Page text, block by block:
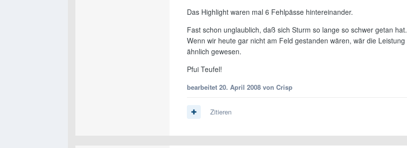
Das Highlight waren mal 6 Fehlpässe hintereinander.
Fast schon unglaublich, daß sich Sturm so lange so schwer getan hat.
Wenn wir heute gar nicht am Feld gestanden wären, wär die Leistung
ähnlich gewesen.
Pfui Teufel!
bearbeitet 20. April 2008 von Crisp
Zitieren